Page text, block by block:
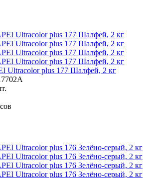
Ultracolor plus 177 Шалфей, 2 кг